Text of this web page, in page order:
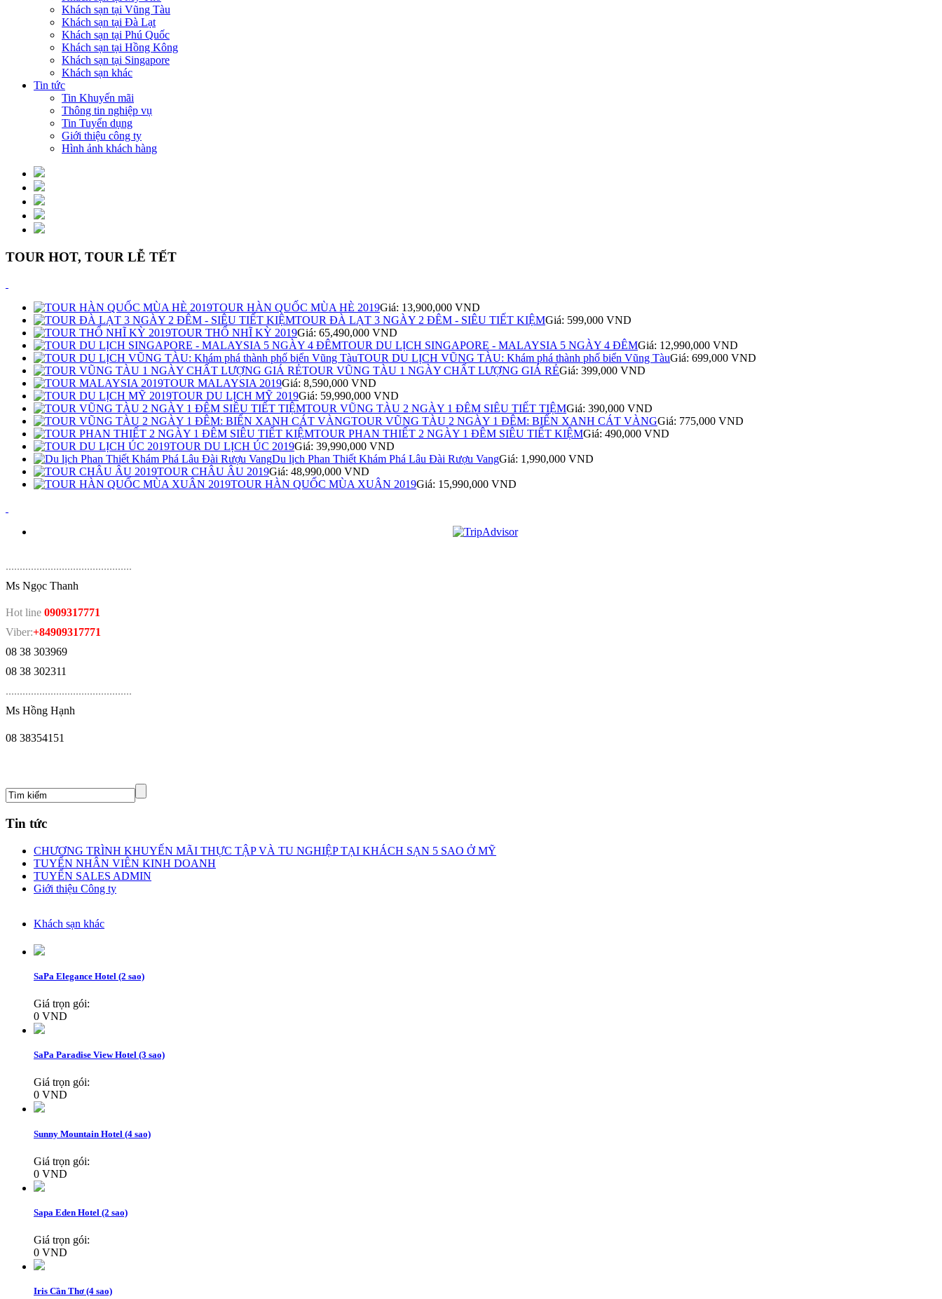
Khách sạn tại Vũng Tàu
Khách sạn tại Đà Lạt
Khách sạn tại Phú Quốc
Khách sạn tại Hồng Kông
Khách sạn tại Singapore
Khách sạn khác
Tin tức
Tin Khuyến mãi
Thông tin nghiệp vụ
Tin Tuyển dụng
Giới thiệu công ty
Hình ảnh khách hàng
TOUR HOT, TOUR LỄ TẾT
TOUR HÀN QUỐC MÙA HÈ 2019Giá: 13,900,000 VND
TOUR ĐÀ LẠT 3 NGÀY 2 ĐÊM - SIÊU TIẾT KIỆMGiá: 599,000 VND
TOUR THỔ NHĨ KỲ 2019Giá: 65,490,000 VND
TOUR DU LỊCH SINGAPORE - MALAYSIA 5 NGÀY 4 ĐÊMGiá: 12,990,000 VND
TOUR DU LỊCH VŨNG TÀU: Khám phá thành phố biển Vũng TàuGiá: 699,000 VND
TOUR VŨNG TÀU 1 NGÀY CHẤT LƯỢNG GIÁ RẺGiá: 399,000 VND
TOUR MALAYSIA 2019Giá: 8,590,000 VND
TOUR DU LỊCH MỸ 2019Giá: 59,990,000 VND
TOUR VŨNG TÀU 2 NGÀY 1 ĐÊM SIÊU TIẾT TIỆMGiá: 390,000 VND
TOUR VŨNG TÀU 2 NGÀY 1 ĐÊM: BIỂN XANH CÁT VÀNGGiá: 775,000 VND
TOUR PHAN THIẾT 2 NGÀY 1 ĐÊM SIÊU TIẾT KIỆMGiá: 490,000 VND
TOUR DU LỊCH ÚC 2019Giá: 39,990,000 VND
Du lịch Phan Thiết Khám Phá Lâu Đài Rượu VangGiá: 1,990,000 VND
TOUR CHÂU ÂU 2019Giá: 48,990,000 VND
TOUR HÀN QUỐC MÙA XUÂN 2019Giá: 15,990,000 VND
.............................................
Ms Ngọc Thanh
Hot line 0909317771
Viber:+84909317771
08 38 303969
08 38 302311
.............................................
Ms Hồng Hạnh
08 38354151
Tin tức
CHƯƠNG TRÌNH KHUYẾN MÃI THỰC TẬP VÀ TU NGHIỆP TẠI KHÁCH SẠN 5 SAO Ở MỸ
TUYỂN NHÂN VIÊN KINH DOANH
TUYỂN SALES ADMIN
Giới thiệu Công ty
Khách sạn khác
SaPa Elegance Hotel (2 sao)
Giá trọn gói:
0 VND
SaPa Paradise View Hotel (3 sao)
Giá trọn gói:
0 VND
Sunny Mountain Hotel (4 sao)
Giá trọn gói:
0 VND
Sapa Eden Hotel (2 sao)
Giá trọn gói:
0 VND
Iris Cần Thơ (4 sao)